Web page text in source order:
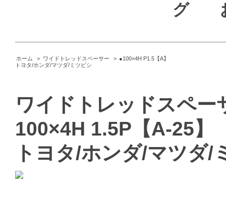
グ
ホーム > ワイドトレッドスペーサー > ●100×4H P1.5【A】
トヨタ/ホンダ/マツダ/ミツビシ
ワイドトレッドスペー
100×4H 1.5P【A-25】
トヨタ/ホンダ/マツダ/